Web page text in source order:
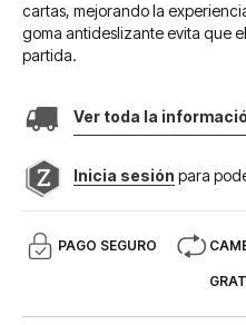
cartas, mejorando la
goma antideslizante evita que
partida.
Ver toda la
Inicia sesión para
PAGO SEGURO